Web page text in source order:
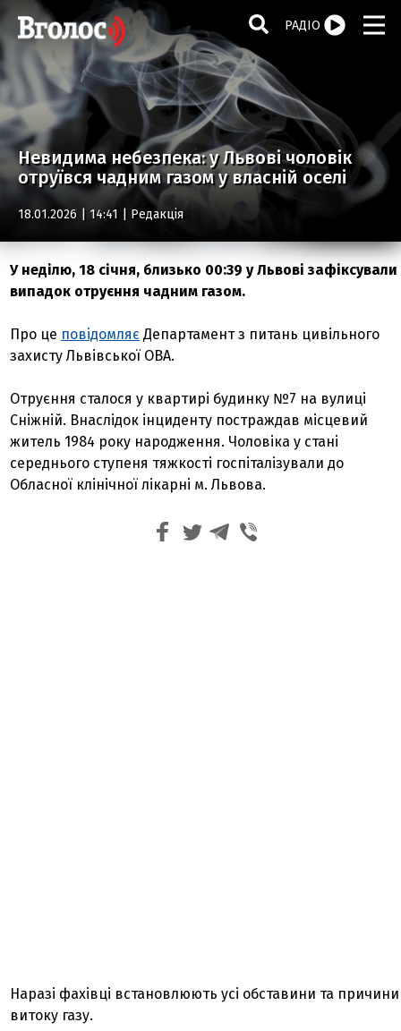
РАДІО
Невидима небезпека: у Львові чоловік
отруївся чадним газом у власній оселі
18.01.2026 | 14:41 | Редакція
У неділю, 18 січня, близько 00:39 у Львові зафіксували
випадок отруєння чадним газом.
Про це повідомляє Департамент з питань цивільного
захисту Львівської ОВА.
Отруєння сталося у квартирі будинку №7 на вулиці
Сніжній. Внаслідок інциденту постраждав місцевий
житель 1984 року народження. Чоловіка у стані
середнього ступеня тяжкості госпіталізували до
Обласної клінічної лікарні м. Львова.
Наразі фахівці встановлюють усі обставини та причини
витоку газу.